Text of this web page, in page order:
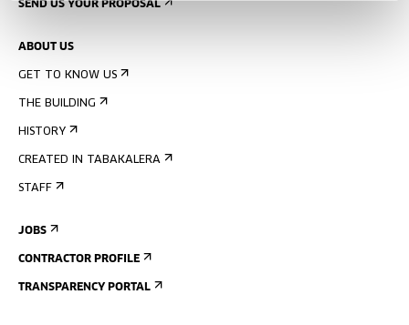
SEND US YOUR PROPOSAL
ABOUT US
GET TO KNOW US
THE BUILDING
HISTORY
CREATED IN TABAKALERA
STAFF
JOBS
CONTRACTOR PROFILE
TRANSPARENCY PORTAL